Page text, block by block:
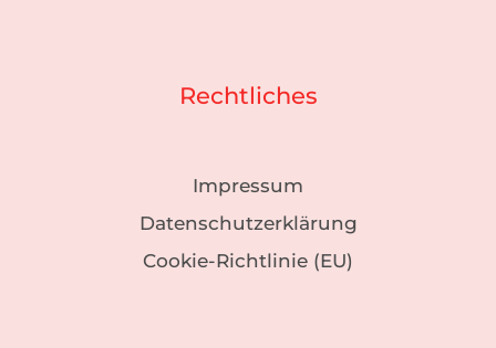
Rechtliches
Impressum
Datenschutzerklärung
Cookie-Richtlinie (EU)